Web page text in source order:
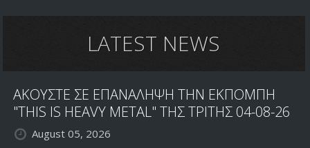
ΔΕΥΤΕΡΟ
ΑΛΜΠΟΥΜ
VAMPIRES
LATEST NEWS
ΑΚΟΥΣΤΕ ΣΕ ΕΠΑΝΑΛΗΨΗ ΤΗΝ ΕΚΠΟΜΠΗ
"THIS IS HEAVY METAL" ΤΗΣ ΤΡΙΤΗΣ 04-08-26
August 05, 2026